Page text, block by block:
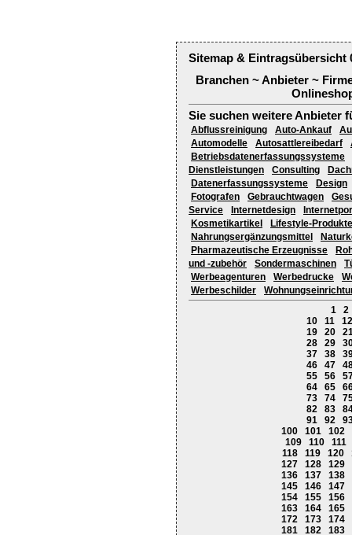
Sitemap & Eintragsübersicht
Branchen ~ Anbieter ~
Sie suchen weitere Anbieter
Abflussreinigung Auto-Ankauf
Automodelle
Autosattlereibedarf
Betriebsdatenerfassungssysteme
Dienstleistungen
Consulting
Datenerfassungssysteme
Design
Fotografen
Gebrauchtwagen
Service
Internetdesign
Kosmetikartikel
Lifestyle-Produkte
Nahrungsergänzungsmittel
Pharmazeutische Erzeugnisse
und -zubehör
Sondermaschinen
Werbeagenturen
Werbedrucke
Werbeschilder
1
2
10
11
12
19
20
28
29
37
38
46
47
55
56
64
65
73
74
82
83
91
92
100
101
102
109
110
111
118
119 120
127
128
129
136
137
138
145
146
147
154
155
156
163
164
165
172
173
174
181
182
183